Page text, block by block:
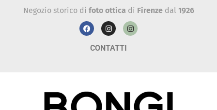
Negozio storico di foto ottica di Firenzedal 1926
CONTATTI